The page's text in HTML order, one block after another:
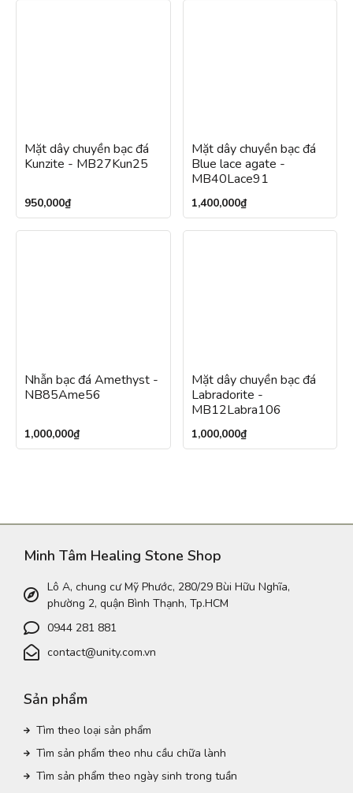
Mặt dây chuyền bạc đá
Kunzite - MB27Kun25
950,000₫
Mặt dây chuyền bạc đá
Blue lace agate -
MB40Lace91
1,400,000₫
Nhẫn bạc đá Amethyst -
NB85Ame56
1,000,000₫
Mặt dây chuyền bạc đá
Labradorite -
MB12Labra106
1,000,000₫
Minh Tâm Healing Stone Shop
Lô A, chung cư Mỹ Phước, 280/29 Bùi Hữu Nghĩa,
phường 2, quận Bình Thạnh, Tp.HCM
0944 281 881
contact@unity.com.vn
Sản phẩm
Tìm theo loại sản phẩm
Tìm sản phẩm theo nhu cầu chữa lành
Tìm sản phẩm theo ngày sinh trong tuần